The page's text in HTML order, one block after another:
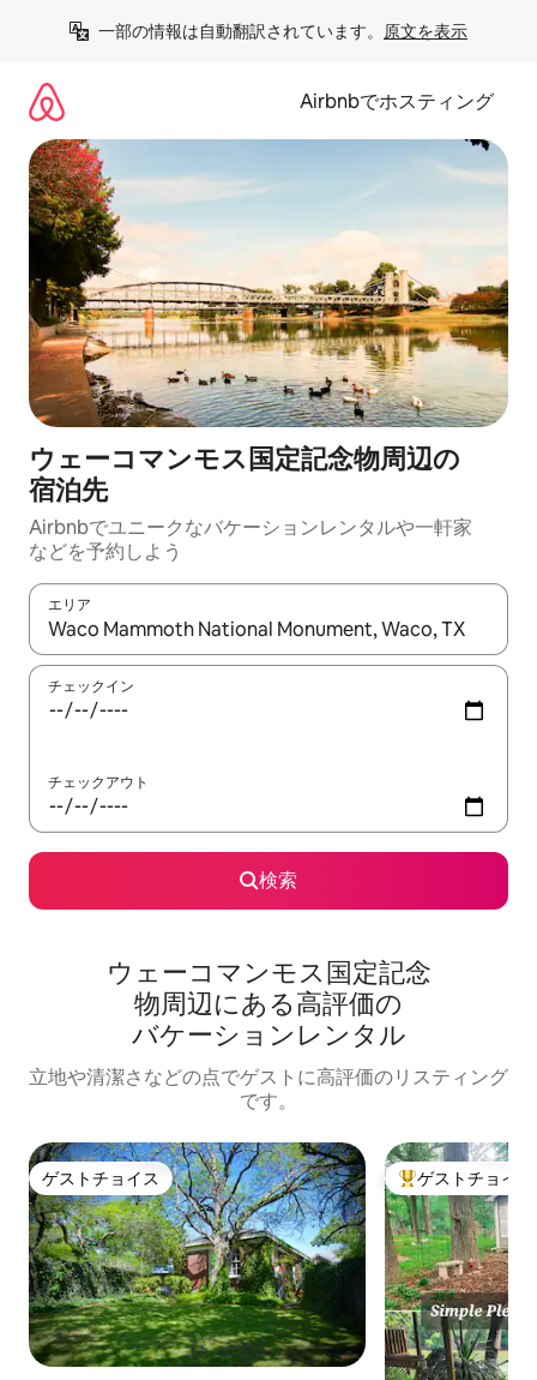
一部の情報は自動翻訳されています。 原文を表示
Airbnbでホスティング
ウェーコマンモス国定記念物⁠周⁠辺⁠の
宿⁠泊⁠先
Airbnbでユニークなバ⁠ケ⁠ー⁠シ⁠ョ⁠ンレ⁠ン⁠タ⁠ルや一⁠軒⁠家
な⁠ど⁠を予⁠約⁠し⁠よ⁠う
エリア
検索結果が表示されたら、上下の矢印キーを使って移動するか
チェックイン
チェックアウト
検索
ウェーコマンモス国定記念
物⁠周⁠辺⁠に⁠あ⁠る高⁠評⁠価⁠の
バ⁠ケ⁠ー⁠シ⁠ョ⁠ン⁠レ⁠ン⁠タ⁠ル
立地や清潔さなどの点でゲストに高評価のリスティング
です。
ゲストチョイス
ゲストチョイス 大好評のゲスト
ゲストチョイス